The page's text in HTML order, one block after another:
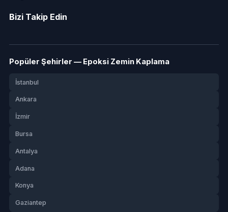
Bizi Takip Edin
Popüler Şehirler — Epoksi Zemin Kaplama
İstanbul
Ankara
İzmir
Bursa
Antalya
Adana
Konya
Gaziantep